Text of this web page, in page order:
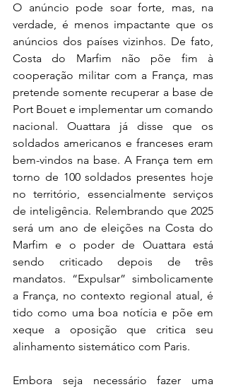
O anúncio pode soar forte, mas, na
verdade, é menos impactante que os
anúncios dos países vizinhos. De fato,
Costa do Marfim não põe fim à
cooperação militar com a França, mas
pretende somente recuperar a base de
Port Bouet e implementar um comando
nacional. Ouattara já disse que os
soldados americanos e franceses eram
bem-vindos na base. A França tem em
torno de 100 soldados presentes hoje
no território, essencialmente serviços
de inteligência. Relembrando que 2025
será um ano de eleições na Costa do
Marfim e o poder de Ouattara está
sendo criticado depois de três
mandatos. “Expulsar” simbolicamente
a França, no contexto regional atual, é
tido como uma boa notícia e põe em
xeque a oposição que critica seu
alinhamento sistemático com Paris.
Embora seja necessário fazer uma